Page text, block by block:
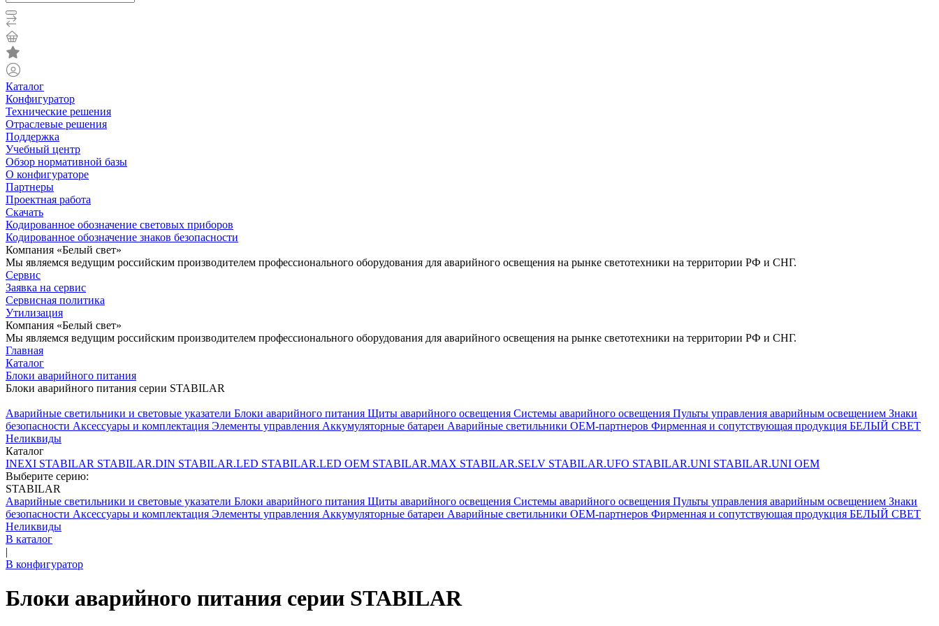
Каталог
Конфигуратор
Технические решения
Отраслевые решения
Поддержка
Учебный центр
Обзор нормативной базы
О конфигураторе
Партнеры
Проектная работа
Скачать
Кодированное обозначение световых приборов
Кодированное обозначение знаков безопасности
Компания «Белый свет»
Мы являемся ведущим российским производителем профессионального оборудования для аварийного освещения на рынке светотехники на территории РФ и СНГ.
Сервис
Заявка на сервис
Сервисная политика
Утилизация
Компания «Белый свет»
Мы являемся ведущим российским производителем профессионального оборудования для аварийного освещения на рынке светотехники на территории РФ и СНГ.
Главная
Каталог
Блоки аварийного питания
Блоки аварийного питания серии STABILAR
Аварийные светильники и световые указатели Блоки аварийного питания Щиты аварийного освещения Системы аварийного освещения Пульты управления аварийным освещением Знаки
безопасности Аксессуары и комплектация Элементы управления Аккумуляторные батареи Аварийные светильники ОЕМ-партнеров Фирменная и сопутствующая продукция БЕЛЫЙ СВЕТ
Неликвиды
Каталог
INEXI STABILAR STABILAR.DIN STABILAR.LED STABILAR.LED OEM STABILAR.MAX STABILAR.SELV STABILAR.UFO STABILAR.UNI STABILAR.UNI OEM
Выберите серию:
STABILAR
Аварийные светильники и световые указатели Блоки аварийного питания Щиты аварийного освещения Системы аварийного освещения Пульты управления аварийным освещением Знаки
безопасности Аксессуары и комплектация Элементы управления Аккумуляторные батареи Аварийные светильники ОЕМ-партнеров Фирменная и сопутствующая продукция БЕЛЫЙ СВЕТ
Неликвиды
В каталог
|
В конфигуратор
Блоки аварийного питания серии STABILAR